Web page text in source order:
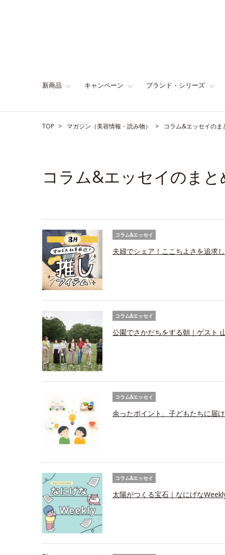
新商品 キャンペーン ブランド・シリーズ
TOP マガジン（美容情報・読み物） コラム&エッセイのま
コラム&エッセイのまと
コラム&エッセイ
夫婦でシェア！ここちよさを追求
コラム&エッセイ
公園でさかだちをする朝｜ゲスト
コラム&エッセイ
余ったポイント、子どもたちに届
コラム&エッセイ
太陽がつくる宝石｜なにげな